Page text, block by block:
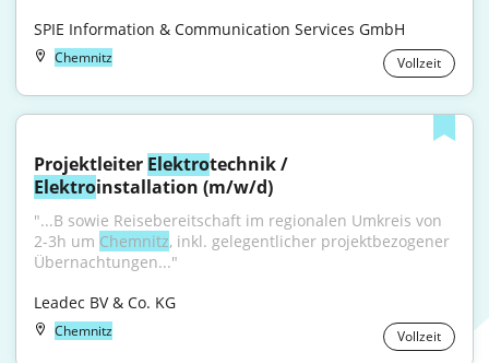
SPIE Information & Communication Services GmbH
Chemnitz Vollzeit
Projektleiter Elektro
Elektroinstallation (m/w/d)
"...B sowie Reisebereitschaft im regionalen Umkreis von
2-3h um Chemnitz, inkl. gelegentlicher projektbezogener
Übernachtungen..."
Leadec BV & Co. KG
Chemnitz Vollzeit